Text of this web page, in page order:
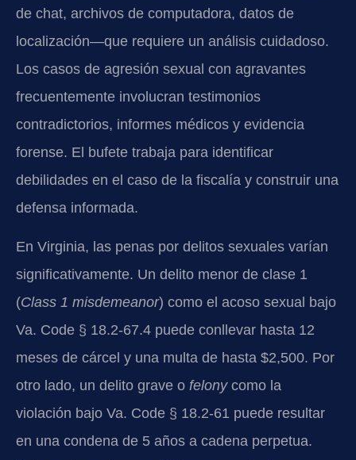
de chat, archivos de computadora, datos de
localización—que requiere un análisis cuidadoso.
Los casos de agresión sexual con agravantes
frecuentemente involucran testimonios
contradictorios, informes médicos y evidencia
forense. El bufete trabaja para identificar
debilidades en el caso de la fiscalía y construir una
defensa informada.
En Virginia, las penas por delitos sexuales varían
significativamente. Un delito menor de clase 1
(Class 1 misdemeanor) como el acoso sexual bajo
Va. Code § 18.2-67.4 puede conllevar hasta 12
meses de cárcel y una multa de hasta $2,500. Por
otro lado, un delito grave o felonycomo la
violación bajo Va. Code § 18.2-61 puede resultar
en una condena de 5 años a cadena perpetua.